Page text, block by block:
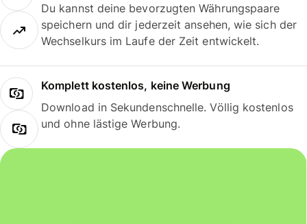
Du kannst deine bevorzugten Währungspaare
speichern und dir jederzeit ansehen, wie sich der
Wechselkurs im Laufe der Zeit entwickelt.
Komplett kostenlos, keine Werbung
Download in Sekundenschnelle. Völlig kostenlos
und ohne lästige Werbung.